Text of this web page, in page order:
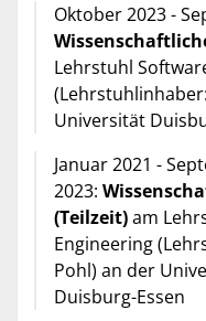
Oktober 2023 -
Lehrstuhl
Universität
Januar 2021 -
2023:
(Teilzeit)am
Engineering
Pohl) an der
Duisburg-Essen